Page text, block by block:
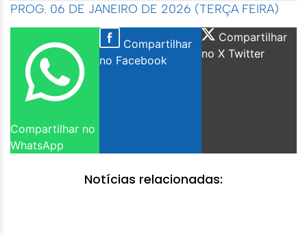
PROG. 06 DE JANEIRO DE 2026 (TERÇA FEIRA)
Compartilhar no
WhatsApp
Compartilhar
no Facebook
Compartilhar
no X Twitter
Notícias relacionadas: